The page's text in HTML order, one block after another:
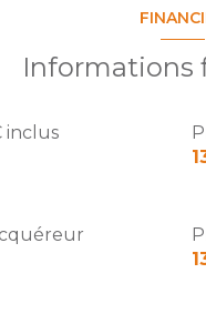
Informations
inclus